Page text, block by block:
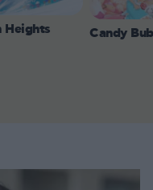
Heights Candy